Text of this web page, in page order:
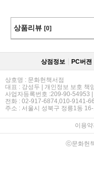
상품리뷰 [0]
상점정보 PC버젼
상호명 : 문화헌책서점
대표 : 강성두 | 개인정보 보호 책
사업자등록번호 :209-90-54953
전화 : 02-917-6874,010-9141-
주소 : 서울시 성북구 정릉1동
이용약
ⓒ문화헌